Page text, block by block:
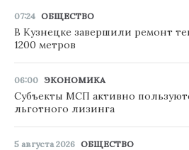
07:24 ОБЩЕСТВО
В Кузнецке завершили ремонт
1200 метров
06:00 ЭКОНОМИКА
Субъекты МСП активно
льготного лизинга
5 августа 2026 ОБЩЕСТВО